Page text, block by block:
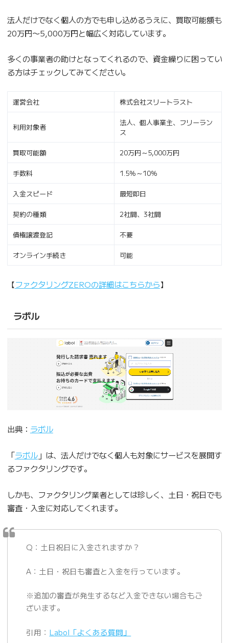
法人だけでなく個人の方でも申し込めるうえに、買取可能額も
20万円〜5,000万円と幅広く対応しています。
多くの事業者の助けとなってくれるので、資金繰りに困ってい
る方はチェックしてみてください。
運営会社 株式会社スリートラスト
利用対象者
法人、個人事業主、フリーラン
ス
買取可能額 20万円～5,000万円
手数料 1.5％～10％
入金スピード 最短即日
契約の種類 2社間、3社間
債権譲渡登記 不要
オンライン手続き 可能
【ファクタリングZEROの詳細はこちらから】
ラボル
出典： ラボル
「ラボル」は、法人だけでなく個人も対象にサービスを展開す
るファクタリングです。
しかも、ファクタリング業者としては珍しく、土日・祝日でも
審査・入金に対応してくれます。
Q：土日祝日に入金されますか？
A：土日・祝日も審査と入金を行っています。
※追加の審査が発生するなど入金できない場合もご
ざいます。
引用： Labol「よくある質問」